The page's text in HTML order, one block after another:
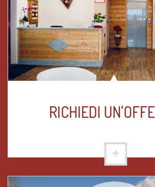
RICHIEDI